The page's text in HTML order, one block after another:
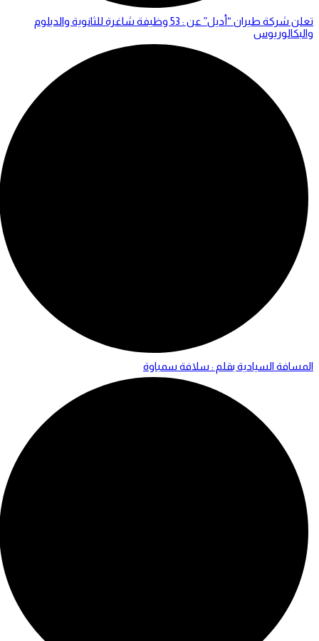
تعلن شركة طيران “أديل” عن : 53 وظيفة شاغرة للثانوية والدبلوم
والبكالوريوس
المسافة السيادية بقلم : سلافة سمباوة